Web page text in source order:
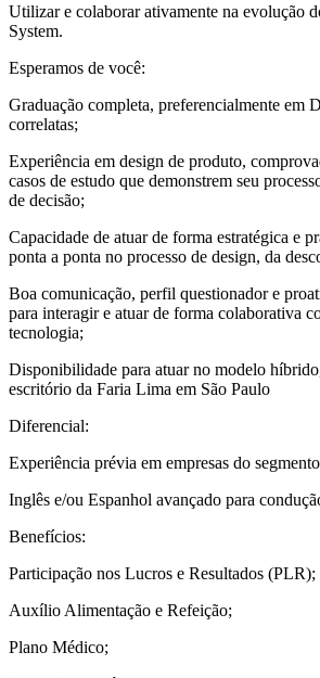
Utilizar e colaborar ativamente na evolução
System.
Esperamos de você:
Graduação completa, preferencialmente em
correlatas;
Experiência em design de produto,
casos de estudo que demonstrem seu
de decisão;
Capacidade de atuar de forma estratégica e
ponta a ponta no processo de design, da
Boa comunicação, perfil questionador e
para interagir e atuar de forma colaborativa
tecnologia;
Disponibilidade para atuar no modelo
escritório da Faria Lima em São Paulo
Diferencial:
Experiência prévia em empresas do
Inglês e/ou Espanhol avançado para
Benefícios:
Participação nos Lucros e Resultados (PLR);
Auxílio Alimentação e Refeição;
Plano Médico;